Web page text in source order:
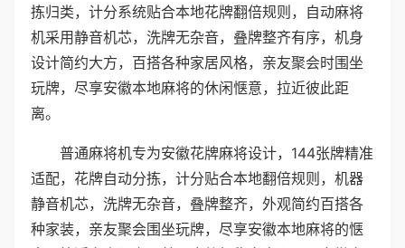
拣归类，计分系统贴合本地花牌翻倍规则，自动麻将
机采用静音机芯，洗牌无杂音，叠牌整齐有序，机身
设计简约大方，百搭各种家居风格，亲友聚会时围坐
玩牌，尽享安徽本地麻将的休闲惬意，拉近彼此距
离。
普通麻将机专为安徽花牌麻将设计，144张牌精准
适配，花牌自动分拣，计分贴合本地翻倍规则，机器
静音机芯，洗牌无杂音，叠牌整齐，外观简约百搭各
种家装，亲友聚会围坐玩牌，尽享安徽本地麻将的惬